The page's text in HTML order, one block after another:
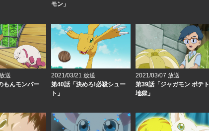
モン」
送
もんモンパー
2021/03/21 放送
第40話「決めろ!必殺シュー
ト」
2021/03/07 放送
第39話「ジャガモン ポテト
地獄」